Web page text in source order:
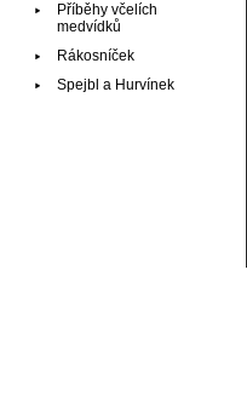
Příběhy včelích
medvídků
Rákosníček
Spejbl a Hurvínek